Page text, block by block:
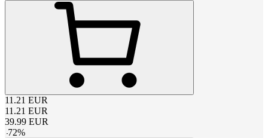
11.21 EUR
11.21 EUR
39.99 EUR
-72%